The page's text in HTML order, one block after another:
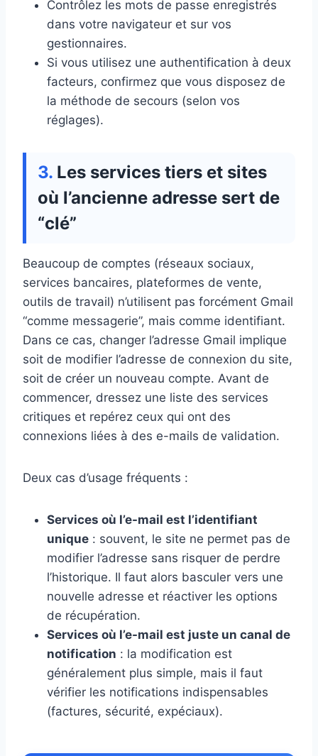
Contrôlez les mots de passe enregistrés
dans votre navigateur et sur vos
gestionnaires.
Si vous utilisez une authentification à deux
facteurs, confirmez que vous disposez de
la méthode de secours (selon vos
réglages).
Les services tiers et sites
où l’ancienne adresse sert de
“clé”
Beaucoup de comptes (réseaux sociaux,
services bancaires, plateformes de vente,
outils de travail) n’utilisent pas forcément Gmail
“comme messagerie”, mais comme identifiant.
Dans ce cas, changer l’adresse Gmail implique
soit de modifier l’adresse de connexion du site,
soit de créer un nouveau compte. Avant de
commencer, dressez une liste des services
critiques et repérez ceux qui ont des
connexions liées à des e-mails de validation.
Deux cas d’usage fréquents :
Services où l’e-mail est l’identifiant
unique : souvent, le site ne permet pas de
modifier l’adresse sans risquer de perdre
l’historique. Il faut alors basculer vers une
nouvelle adresse et réactiver les options
de récupération.
Services où l’e-mail est juste un canal de
notification : la modification est
généralement plus simple, mais il faut
vérifier les notifications indispensables
(factures, sécurité, expéciaux).